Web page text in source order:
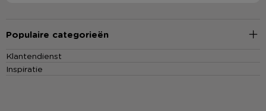
Populaire categorieën
Klantendienst
Inspiratie